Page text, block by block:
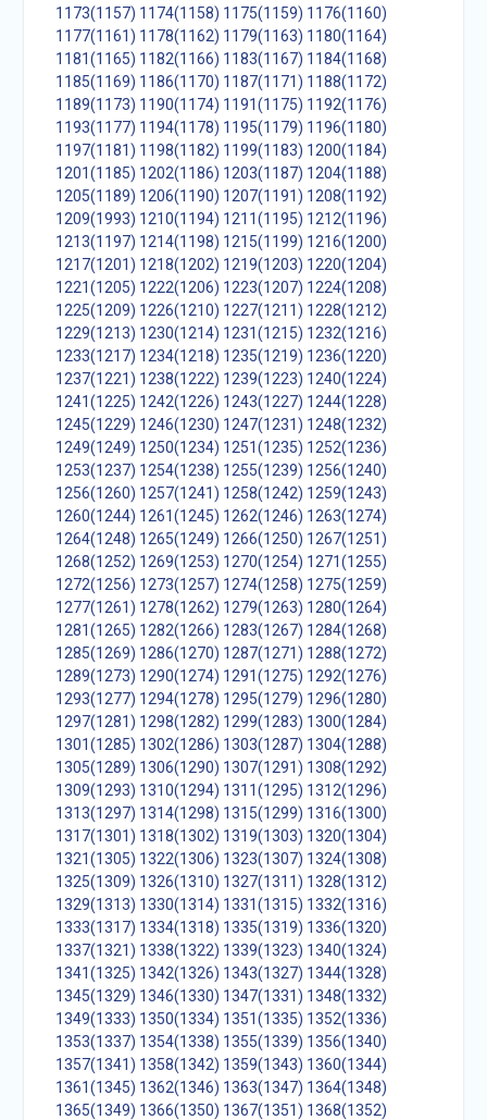
1173(1157) 1174(1158) 1175(1159) 1176(1160)
1177(1161) 1178(1162) 1179(1163) 1180(1164)
1181(1165) 1182(1166) 1183(1167) 1184(1168)
1185(1169) 1186(1170) 1187(1171) 1188(1172)
1189(1173) 1190(1174) 1191(1175) 1192(1176)
1193(1177) 1194(1178) 1195(1179) 1196(1180)
1197(1181) 1198(1182) 1199(1183) 1200(1184)
1201(1185) 1202(1186) 1203(1187) 1204(1188)
1205(1189) 1206(1190) 1207(1191) 1208(1192)
1209(1993) 1210(1194) 1211(1195) 1212(1196)
1213(1197) 1214(1198) 1215(1199) 1216(1200)
1217(1201) 1218(1202) 1219(1203) 1220(1204)
1221(1205) 1222(1206) 1223(1207) 1224(1208)
1225(1209) 1226(1210) 1227(1211) 1228(1212)
1229(1213) 1230(1214) 1231(1215) 1232(1216)
1233(1217) 1234(1218) 1235(1219) 1236(1220)
1237(1221) 1238(1222) 1239(1223) 1240(1224)
1241(1225) 1242(1226) 1243(1227) 1244(1228)
1245(1229) 1246(1230) 1247(1231) 1248(1232)
1249(1249) 1250(1234) 1251(1235) 1252(1236)
1253(1237) 1254(1238) 1255(1239) 1256(1240)
1256(1260) 1257(1241) 1258(1242) 1259(1243)
1260(1244) 1261(1245) 1262(1246) 1263(1274)
1264(1248) 1265(1249) 1266(1250) 1267(1251)
1268(1252) 1269(1253) 1270(1254) 1271(1255)
1272(1256) 1273(1257) 1274(1258) 1275(1259)
1277(1261) 1278(1262) 1279(1263) 1280(1264)
1281(1265) 1282(1266) 1283(1267) 1284(1268)
1285(1269) 1286(1270) 1287(1271) 1288(1272)
1289(1273) 1290(1274) 1291(1275) 1292(1276)
1293(1277) 1294(1278) 1295(1279) 1296(1280)
1297(1281) 1298(1282) 1299(1283) 1300(1284)
1301(1285) 1302(1286) 1303(1287) 1304(1288)
1305(1289) 1306(1290) 1307(1291) 1308(1292)
1309(1293) 1310(1294) 1311(1295) 1312(1296)
1313(1297) 1314(1298) 1315(1299) 1316(1300)
1317(1301) 1318(1302) 1319(1303) 1320(1304)
1321(1305) 1322(1306) 1323(1307) 1324(1308)
1325(1309) 1326(1310) 1327(1311) 1328(1312)
1329(1313) 1330(1314) 1331(1315) 1332(1316)
1333(1317) 1334(1318) 1335(1319) 1336(1320)
1337(1321) 1338(1322) 1339(1323) 1340(1324)
1341(1325) 1342(1326) 1343(1327) 1344(1328)
1345(1329) 1346(1330) 1347(1331) 1348(1332)
1349(1333) 1350(1334) 1351(1335) 1352(1336)
1353(1337) 1354(1338) 1355(1339) 1356(1340)
1357(1341) 1358(1342) 1359(1343) 1360(1344)
1361(1345) 1362(1346) 1363(1347) 1364(1348)
1365(1349) 1366(1350) 1367(1351) 1368(1352)